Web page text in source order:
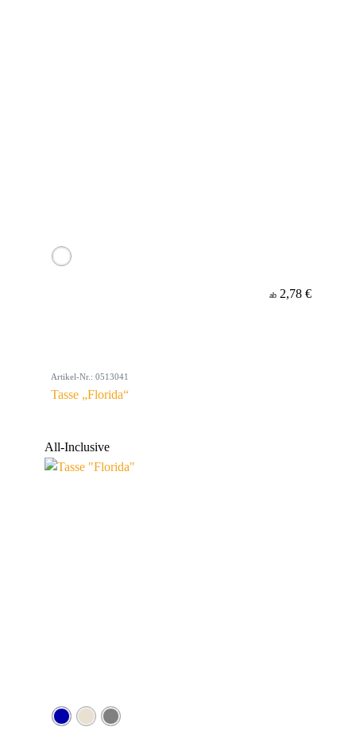
ab 2,78 €
Artikel-Nr.: 0513041
Tasse „Florida“
All-Inclusive